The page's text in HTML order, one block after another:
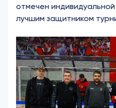
отмечен
лучшим защитником